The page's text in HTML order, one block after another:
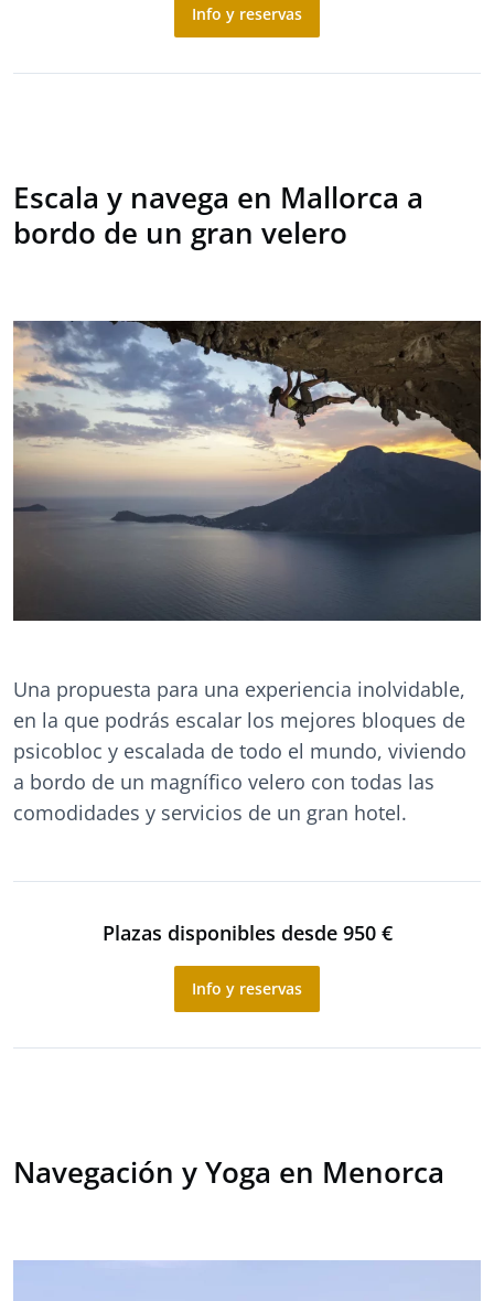
Info y reservas
Escala y navega en Mallorca a
bordo de un gran velero
Una propuesta para una experiencia inolvidable,
en la que podrás escalar los mejores bloques de
psicobloc y escalada de todo el mundo, viviendo
a bordo de un magnífico velero con todas las
comodidades y servicios de un gran hotel.
Plazas disponibles desde 950 €
Info y reservas
Navegación y Yoga en Menorca